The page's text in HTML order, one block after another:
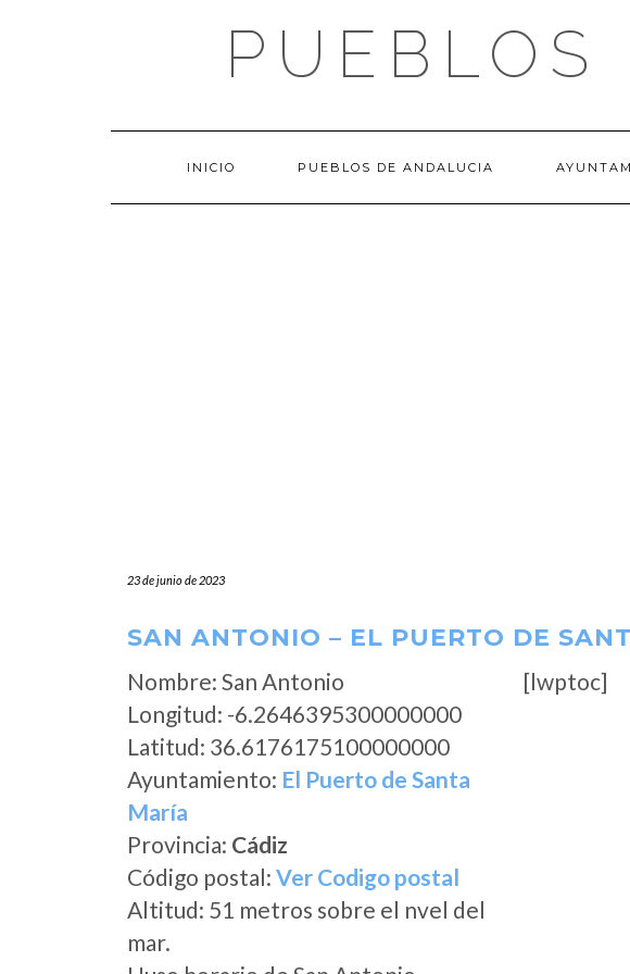
INICIO PUEBLOS DE ANDALUCIA
23 de junio de 2023
SAN ANTONIO – EL PUERTO DE
Nombre: San Antonio
Longitud: -6.2646395300000000
Latitud: 36.6176175100000000
Ayuntamiento: El Puerto de Santa
María
Provincia: Cádiz
Código postal: Ver Codigo postal
Altitud: 51 metros sobre el nvel del
mar.
[lwptoc]